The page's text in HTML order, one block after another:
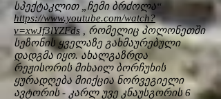
სპექტაკლით „ჩემი ბრძოლა“
https://www.youtube.com/watch?
v=xwJf3lYZFds , რომელიც პოლონეთში
სეზონის ყველაზე გახმაურებული
დადგმა იყო. ახალგაზრდა
რეჟისორის მიხაილ ბორჩუხის
ყურადღება მიიქცია ნორვეგიელი
ავტორის - კარლ უვე კნაუსგორის 6